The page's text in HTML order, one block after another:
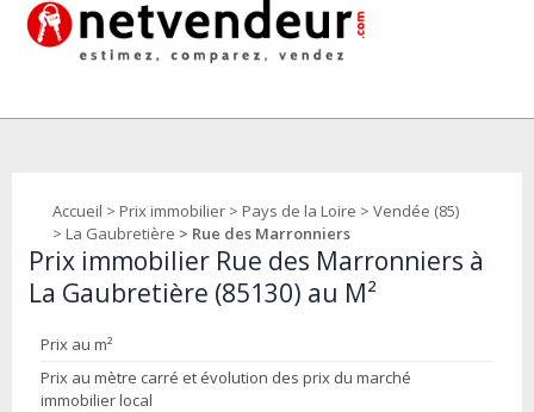
Accueil > Prix immobilier > Pays de la Loire > Vendée (85)
> La Gaubretière > Rue des Marronniers
Prix immobilier Rue des Marronniers à
La Gaubretière (85130) au M²
Prix au m²
Prix au mètre carré et évolution des prix du marché
immobilier local